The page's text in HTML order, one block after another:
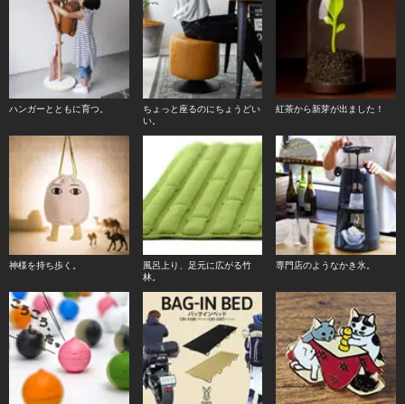
ハンガーとともに育つ。
ちょっと座るのにちょうどい
い。
紅茶から新芽が出ました！
神様を持ち歩く。
風呂上り、足元に広がる竹
林。
専門店のようなかき氷。